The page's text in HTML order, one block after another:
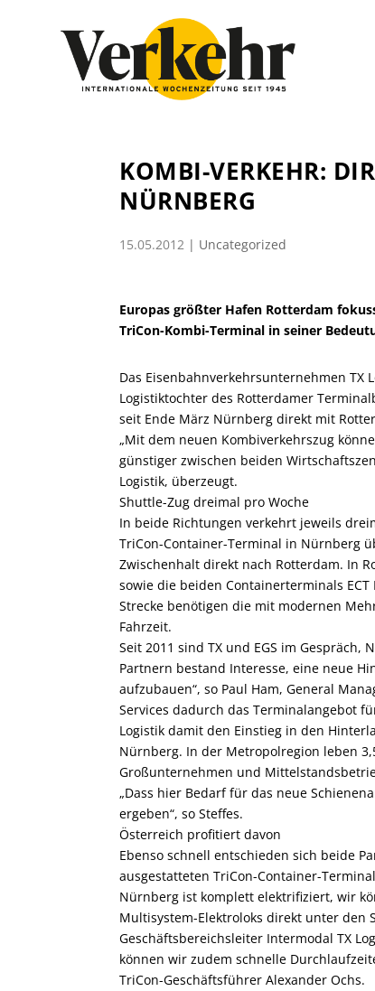
KOMBI-VERKEHR:
NÜRNBERG
15.05.2012 | Uncategorized
Europas größter Hafen Rotterdam
TriCon-Kombi-Terminal in seiner
Das Eisenbahnverkehrsunternehmen TX
Logistiktochter des Rotterdamer
seit Ende März Nürnberg direkt mit
„Mit dem neuen Kombiverkehrszug
günstiger zwischen beiden
Logistik, überzeugt.
Shuttle-Zug dreimal pro Woche
In beide Richtungen verkehrt jeweils
TriCon-Container-Terminal in Nürnberg
Zwischenhalt direkt nach Rotterdam. In
sowie die beiden Containerterminals
Strecke benötigen die mit modernen
Fahrzeit.
Seit 2011 sind TX und EGS im
Partnern bestand Interesse, eine neue
aufzubauen“, so Paul Ham, General
Services dadurch das Terminalangebot
Logistik damit den Einstieg in den
Nürnberg. In der Metropolregion leben
Großunternehmen und
„Dass hier Bedarf für das neue
ergeben“, so Steffes.
Österreich profitiert davon
Ebenso schnell entschieden sich beide
ausgestatteten TriCon-Container-
Nürnberg ist komplett elektrifiziert, wir
Multisystem-Elektroloks direkt unter den
Geschäftsbereichsleiter Intermodal TX
können wir zudem schnelle
TriCon-Geschäftsführer Alexander Ochs.